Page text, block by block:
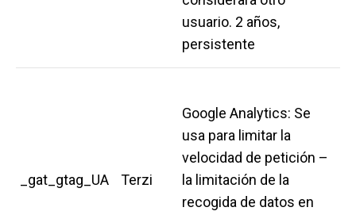
usuario. 2 años,
persistente
_gat_gtag_UA Terzi
Google Analytics: Se
usa para limitar la
velocidad de petición –
la limitación de la
recogida de datos en